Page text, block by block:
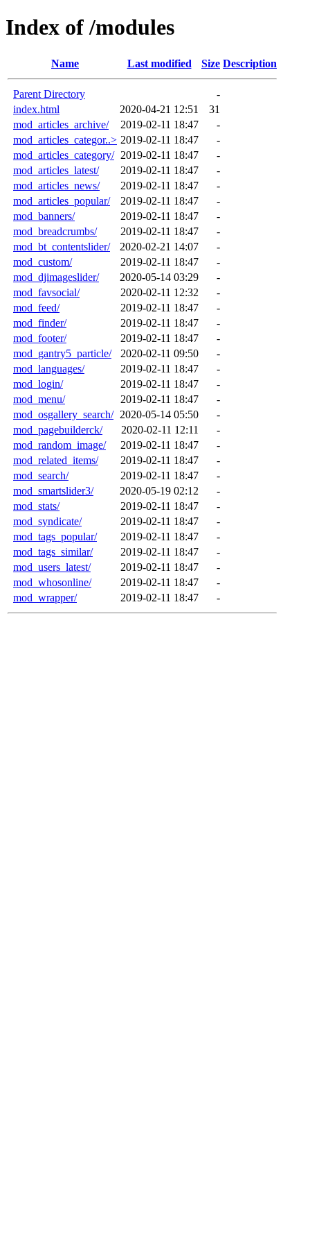
Index of /modules
Name Last modified Size Description
Parent Directory
-
index.html
2020-04-21 12:51
31
mod_articles_archive/
2019-02-11 18:47
-
mod_articles_categor..> 2019-02-11 18:47
-
mod_articles_category/ 2019-02-11 18:47
-
mod_articles_latest/
2019-02-11 18:47
-
mod_articles_news/
2019-02-11 18:47
-
mod_articles_popular/
2019-02-11 18:47
-
mod_banners/
2019-02-11 18:47
-
mod_breadcrumbs/
2019-02-11 18:47
-
mod_bt_contentslider/
2020-02-21 14:07
-
mod_custom/
2019-02-11 18:47
-
mod_djimageslider/
2020-05-14 03:29
-
mod_favsocial/
2020-02-11 12:32
-
mod_feed/
2019-02-11 18:47
-
mod_finder/
2019-02-11 18:47
-
mod_footer/
2019-02-11 18:47
-
mod_gantry5_particle/
2020-02-11 09:50
-
mod_languages/
2019-02-11 18:47
-
mod_login/
2019-02-11 18:47
-
mod_menu/
2019-02-11 18:47
-
mod_osgallery_search/ 2020-05-14 05:50
-
mod_pagebuilderck/
2020-02-11 12:11
-
mod_random_image/
2019-02-11 18:47
-
mod_related_items/
2019-02-11 18:47
-
mod_search/
2019-02-11 18:47
-
mod_smartslider3/
2020-05-19 02:12
-
mod_stats/
2019-02-11 18:47
-
mod_syndicate/
2019-02-11 18:47
-
mod_tags_popular/
2019-02-11 18:47
-
mod_tags_similar/
2019-02-11 18:47
-
mod_users_latest/
2019-02-11 18:47
-
mod_whosonline/
2019-02-11 18:47
-
mod_wrapper/
2019-02-11 18:47 -